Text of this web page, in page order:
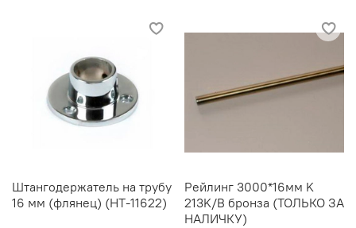
Штангодержатель на трубу
16 мм (флянец) (НТ-11622)
Рейлинг 3000*16мм K
213K/B бронза (ТОЛЬКО ЗА
НАЛИЧКУ)